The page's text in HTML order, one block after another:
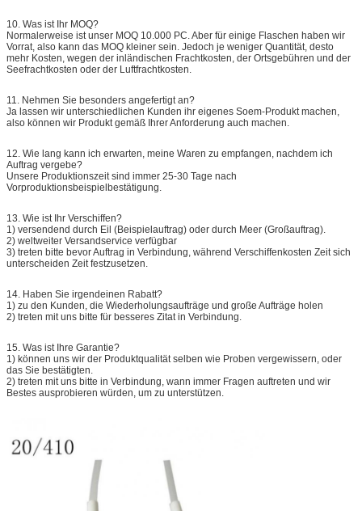
10. Was ist Ihr MOQ?
Normalerweise ist unser MOQ 10.000 PC. Aber für einige Flaschen haben wir
Vorrat, also kann das MOQ kleiner sein. Jedoch je weniger Quantität, desto
mehr Kosten, wegen der inländischen Frachtkosten, der Ortsgebühren und der
Seefrachtkosten oder der Luftfrachtkosten.
11. Nehmen Sie besonders angefertigt an?
Ja lassen wir unterschiedlichen Kunden ihr eigenes Soem-Produkt machen,
also können wir Produkt gemäß Ihrer Anforderung auch machen.
12. Wie lang kann ich erwarten, meine Waren zu empfangen, nachdem ich
Auftrag vergebe?
Unsere Produktionszeit sind immer 25-30 Tage nach
Vorproduktionsbeispielbestätigung.
13. Wie ist Ihr Verschiffen?
1) versendend durch Eil (Beispielauftrag) oder durch Meer (Großauftrag).
2) weltweiter Versandservice verfügbar
3) treten bitte bevor Auftrag in Verbindung, während Verschiffenkosten Zeit sich
unterscheiden Zeit festzusetzen.
14. Haben Sie irgendeinen Rabatt?
1) zu den Kunden, die Wiederholungsaufträge und große Aufträge holen
2) treten mit uns bitte für besseres Zitat in Verbindung.
15. Was ist Ihre Garantie?
1) können uns wir der Produktqualität selben wie Proben vergewissern, oder
das Sie bestätigten.
2) treten mit uns bitte in Verbindung, wann immer Fragen auftreten und wir
Bestes ausprobieren würden, um zu unterstützen.